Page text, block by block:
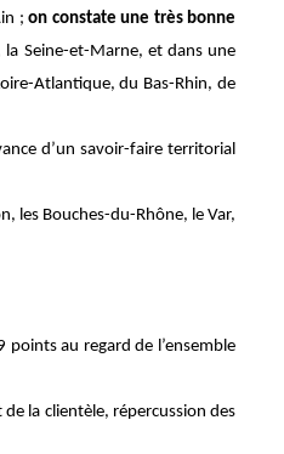
;on constate une très bonne
la Seine-et-Marne, et dans une
Atlantique, du Bas-Rhin, de
d’un savoir-faire territorial
les Bouches-du-Rhône, le Var,
points au regard de l’ensemble
la clientèle, répercussion des